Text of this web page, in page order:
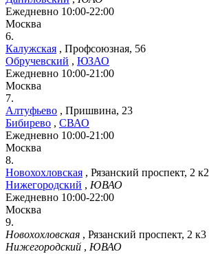
Ежедневно 10:00-22:00
Москва
6.
Калужская , Профсоюзная, 56
Обручевский , ЮЗАО
Ежедневно 10:00-21:00
Москва
7.
Алтуфьево , Пришвина, 23
Бибирево , СВАО
Ежедневно 10:00-21:00
Москва
8.
Новохохловская , Рязанский проспект, 2 к2
Нижегородский , ЮВАО
Ежедневно 10:00-22:00
Москва
9.
Новохохловская , Рязанский проспект, 2 к3
Нижегородский , ЮВАО